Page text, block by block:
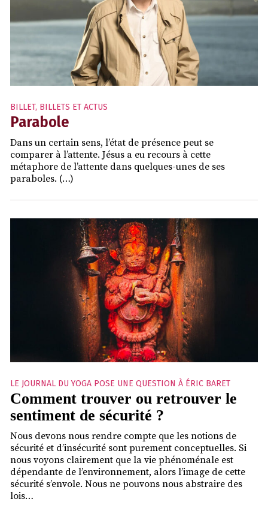
BILLET, BILLETS ET ACTUS
Parabole
Dans un certain sens, l’état de présence peut se
comparer à l’attente. Jésus a eu recours à cette
métaphore de l’attente dans quelques-unes de ses
paraboles. (…)
LE JOURNAL DU YOGA POSE UNE QUESTION À ÉRIC BARET
Comment trouver ou retrouver le
sentiment de sécurité ?
Nous devons nous rendre compte que les notions de
sécurité et d’insécurité sont purement conceptuelles. Si
nous voyons clairement que la vie phénoménale est
dépendante de l’environnement, alors l’image de cette
sécurité s’envole. Nous ne pouvons nous abstraire des
lois…